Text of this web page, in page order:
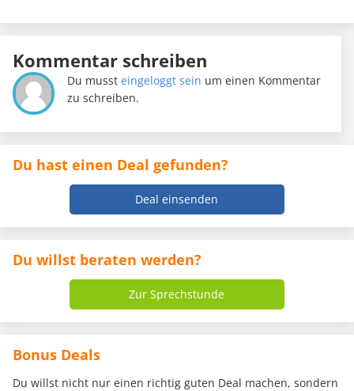
Kommentar schreiben
Du mussteingeloggt sein um einen Kommentar
zu schreiben.
Du hast einen Deal gefunden?
Deal einsenden
Du willst beraten werden?
Zur Sprechstunde
Bonus Deals
Du willst nicht nur einen richtig guten Deal machen, sondern